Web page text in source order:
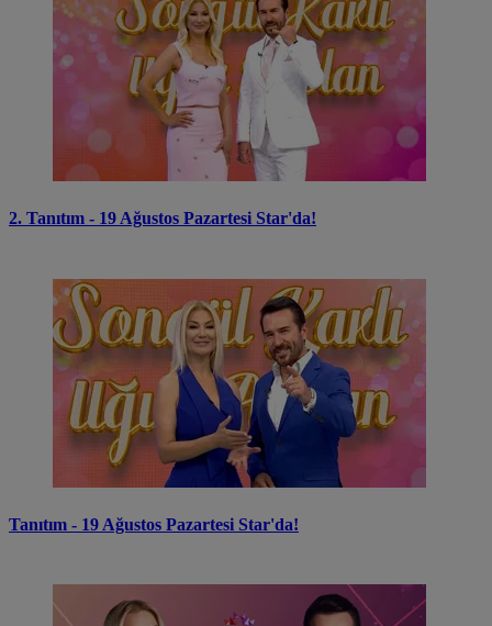
2. Tanıtım - 19 Ağustos Pazartesi Star'da!
Tanıtım - 19 Ağustos Pazartesi Star'da!